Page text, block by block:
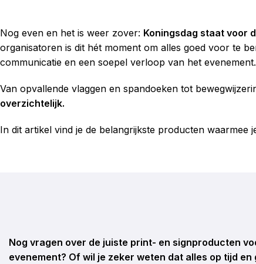
Nog even en het is weer zover: Koningsdag staat voor
organisatoren is dit hét moment om alles goed voor te
communicatie en een soepel verloop van het evenement.
Van opvallende vlaggen en spandoeken tot
overzichtelijk.
In dit artikel vind je de belangrijkste producten waarmee
Nog vragen over de juiste print- en signproducten
evenement? Of wil je zeker weten dat alles op tijd en